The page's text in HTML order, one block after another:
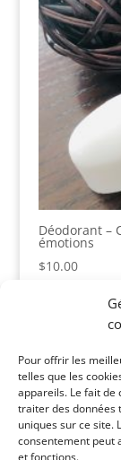
Pour offrir les
telles que les
appareils. Le fait de
traiter des données
uniques sur ce site.
consentement peut
et fonctions.
Déodorant –
émotions
$10.00
Votre panier